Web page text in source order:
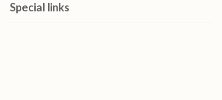
Special links